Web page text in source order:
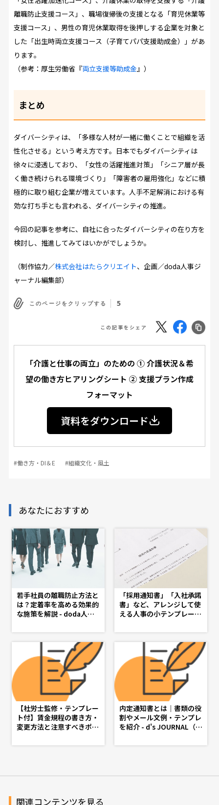
離職防止支援コース」、職場復帰後の支援となる「育児休業等
支援コース」、男性の育児休業取得を後押しする企業を対象と
した「出生時両立支援コース（子育てパパ支援助成金）」があ
ります。
（参考：厚生労働省『両立支援等助成金 』）
まとめ
ダイバーシティは、「多様な人材が一緒に働くことで組織を活
性化させる」という考え方です。日本でもダイバーシティは
徐々に浸透しており、「女性の活躍推進対策」「シニア層が長
く働き続けられる環境づくり」「障害者の雇用強化」などに積
極的に取り組む企業が増えています。人手不足解消における有
効な打ち手とも言われる、ダイバーシティの推進。
今回の記事を参考に、自社に合ったダイバーシティの在り方を
検討し、推進してみてはいかがでしょうか。
（制作協力／株式会社はたらクリエイト、企画／doda人事ジ
ャーナル編集部）
このページをクリップする 5
この記事をシェア
「介護と仕事の両立」のための ① 介護状況＆希
望の働き方ヒアリングシート ② 支援プラン作成
フォーマット
資料をダウンロード
#働き方・DI＆E #組織文化・風土
あなたにおすすめ
若手社員の離職防止方法と
は？定着率を高める効果的
な施策を解説 - doda人事
へ、ショートカット
「採用通知書」「入社承諾
書」など、アレンジして使
える人事の小テンプレート
j）- 理想の人事へ、ショー
トカット
【社労士監修・テンプレー
ト付】賃金規程の書き方・
変更方法と注意すべきポイ
j）- 理想の人事へ、ショー
内定通知書とは｜書類の役
割やメール文例・テンプレ
を紹介 - d's JOURNAL（d
ートカット
関連コンテンツを見る